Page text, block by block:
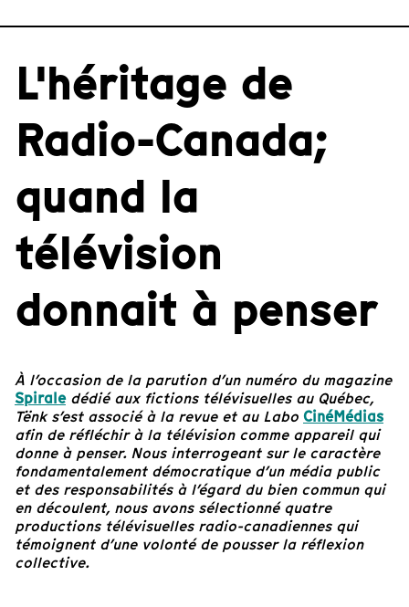
L'héritage de
Radio-Canada;
quand la
télévision
donnait à penser
À l’occasion de la parution d’un numéro du magazine
Spiraledédié aux fictions télévisuelles au Québec,
Tënk s’est associé à la revue et au Labo CinéMédias
afin de réfléchir à la télévision comme appareil qui
donne à penser. Nous interrogeant sur le caractère
fondamentalement démocratique d’un média public
et des responsabilités à l’égard du bien commun qui
en découlent, nous avons sélectionné quatre
productions télévisuelles radio-canadiennes qui
témoignent d’une volonté de pousser la réflexion
collective.